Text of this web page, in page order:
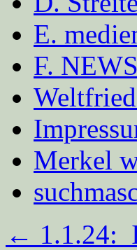
E.
F.
Merkel
← 1.1.24: